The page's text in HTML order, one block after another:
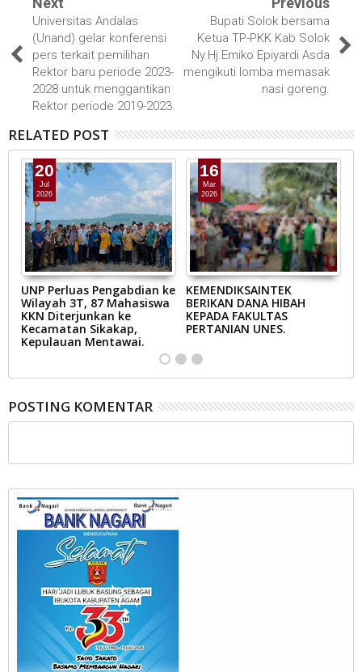
Universitas Andalas
(Unand) gelar konferensi
pers terkait pemilihan
Rektor baru periode 2023-
2028 untuk menggantikan
Rektor periode 2019-2023.
Bupati Solok bersama
Ketua TP-PKK Kab Solok
Ny.Hj.Emiko Epiyardi Asda
mengikuti lomba memasak
nasi goreng.
RELATED POST
20
Jul
2026
UNP Perluas Pengabdian ke
Wilayah 3T, 87 Mahasiswa
KKN Diterjunkan ke
Kecamatan Sikakap,
Kepulauan Mentawai.
16
Mar
2026
KEMENDIKSAINTEK
BERIKAN DANA HIBAH
KEPADA FAKULTAS
PERTANIAN UNES.
POSTING KOMENTAR